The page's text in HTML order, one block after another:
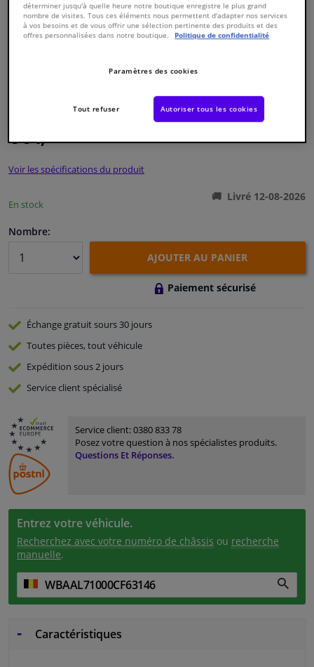
Fenêtres & accessoires
Intérieur & ameublement
Styling & Performance
Nettoyage & protection
Atelier & outils
Promotions et réductions
4047437467880
€ 64,
Voir les spécifications du produit
En stock
Livré 12-08-2026
Nombre:
AJOUTER AU PANIER
Paiement sécurisé
Échange gratuitsours 30 jours
Toutes pièces, tout véhicule
Expédition sous 2 jours
Serviceclient spécialisé
Service client:0380 833 78
Posez votre question à nos spécialistes produits.
Questions Et Réponses.
Entrez votre véhicule.
Recherchez avec votre numéro de châssis ou recherche
manuelle.
Caractéristiques
déterminer jusqu'à quelle heure notre boutique enregistre le plus grand
nombre de visites. Tous ces éléments nous permettent d'adapter nos services
à vos besoins et de vous offrir une sélection pertinente des produits et des
offres personnalisées dans notre boutique.
Politique de confidentialité
Paramètres des cookies
Tout refuser Autoriser tous les cookies